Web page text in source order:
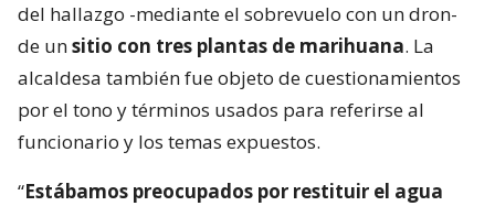
del hallazgo -mediante el sobrevuelo con un dron-
de unsitio con tres plantas de marihuana. La
alcaldesa también fue objeto de cuestionamientos
por el tono y términos usados para referirse al
funcionario y los temas expuestos.
“Estábamos preocupados por restituir el agua